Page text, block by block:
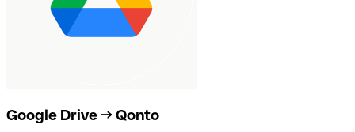
Google Drive → Qonto